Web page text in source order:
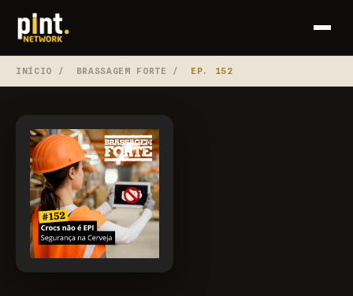
INÍCIO / BRASSAGEM FORTE / EP. 152